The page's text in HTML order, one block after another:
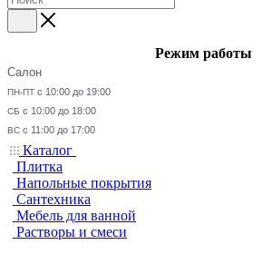
Режим работы
Салон
ПН-ПТ с 10:00 до 19:00
СБ с 10:00 до 18:00
ВС с 11:00 до 17:00
Каталог
Плитка
Напольные покрытия
Сантехника
Мебель для ванной
Растворы и смеси